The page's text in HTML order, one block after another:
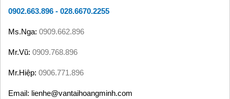
0902.663.896 - 028.6670.2255
Ms.Nga: 0909.662.896
Mr.Vũ: 0909.768.896
Mr.Hiệp: 0906.771.896
Email: lienhe@vantaihoangminh.com